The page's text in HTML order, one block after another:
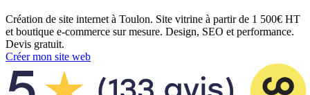
Création de site internet à Toulon. Site vitrine à partir de 1 500€ HT
et boutique e-commerce sur mesure. Design, SEO et performance.
Devis gratuit.
Créer mon site web